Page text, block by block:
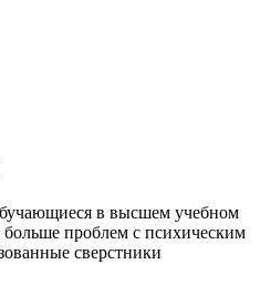
в высшем учебном
проблем с психическим
сверстники